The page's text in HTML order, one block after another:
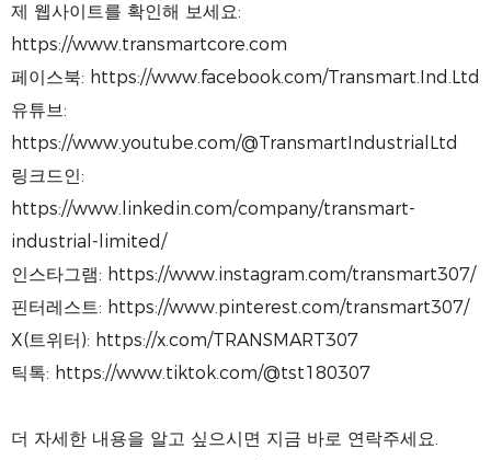
제 웹사이트를 확인해 보세요:
https://www.transmartcore.com
페이스북: https://www.facebook.com/Transmart.Ind.Ltd
유튜브:
https://www.youtube.com/@TransmartIndustrialLtd
링크드인:
https://www.linkedin.com/company/transmart-
industrial-limited/
인스타그램: https://www.instagram.com/transmart307/
핀터레스트: https://www.pinterest.com/transmart307/
X(트위터): https://x.com/TRANSMART307
틱톡: https://www.tiktok.com/@tst180307
더 자세한 내용을 알고 싶으시면 지금 바로 연락주세요.